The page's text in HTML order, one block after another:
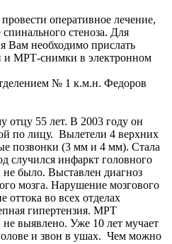
оперативное лечение,
стеноза. Для
Вам необходимо прислать
и МРТ-снимки в электронном
№ 1 к.м.н. Федоров
отцу 55 лет. В 2003 году он
по лицу. Вылетели 4 верхних
позвонки (3 мм и 4 мм). Стала
случился инфаркт головного
было. Выставлен диагноз
мозга. Нарушение мозгового
оттока во всех отделах
гипертензия. МРТ
не выявлено. Уже 10 лет мучает
и звон в ушах. Чем можно